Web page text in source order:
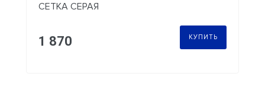
СЕТКА СЕРАЯ
1 870 КУПИТЬ